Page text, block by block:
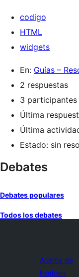
codigo
HTML
widgets
En: Guías –
2 respuestas
3 participantes
Última
Última
Estado: sin
Debates
Debates populares
Todos los debates
Acerca de
Noticias